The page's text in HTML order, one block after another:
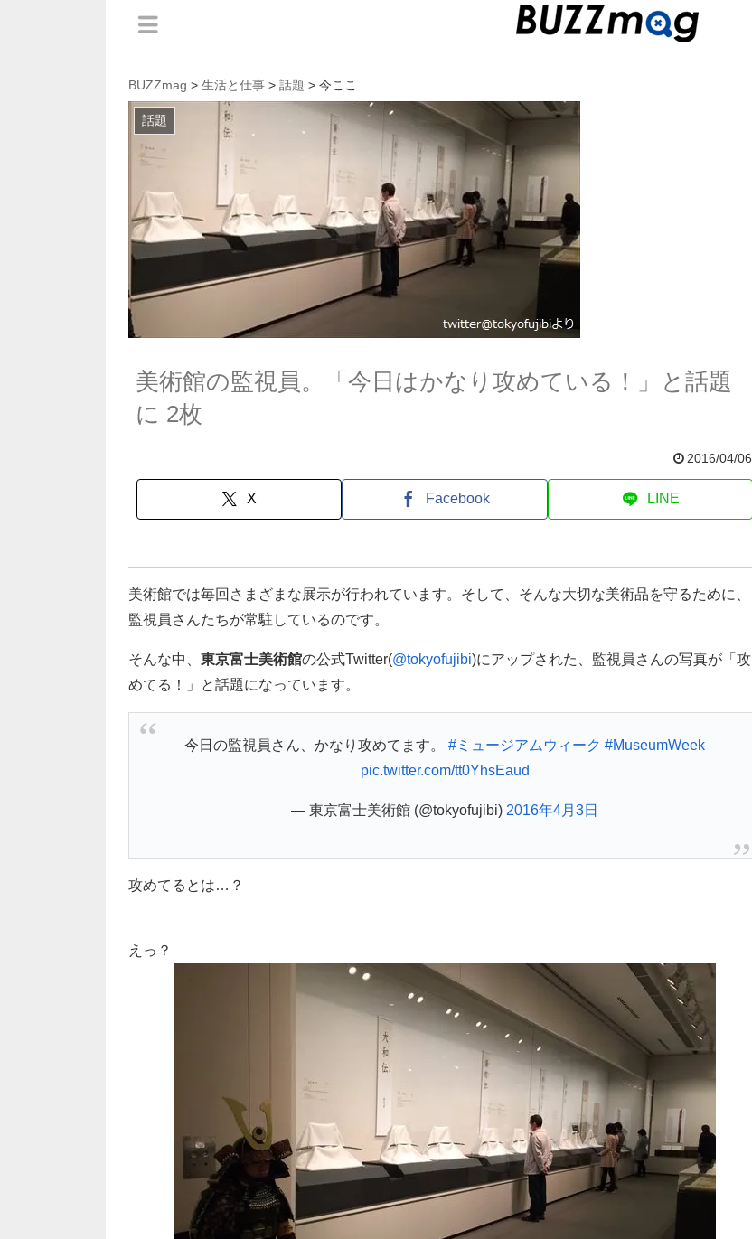
BUZZmag > 生活と仕事 > 話題 > 今ここ
話題
美術館の監視員。「今日はかなり攻めている！」と話題
に 2枚
2016/04/06
X Facebook LINE
美術館では毎回さまざまな展示が行われています。そして、そんな大切な美術品を守るために、
監視員さんたちが常駐しているのです。
そんな中、 東京富士美術館の公式Twitter(@tokyofujibi)にアップされた、監視員さんの写真が「攻
めてる！」と話題になっています。
今日の監視員さん、かなり攻めてます。 #ミュージアムウィーク #MuseumWeek
pic.twitter.com/tt0YhsEaud
— 東京富士美術館 (@tokyofujibi) 2016年4月3日
攻めてるとは…？
えっ？